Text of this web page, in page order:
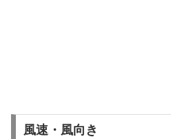
風速・風向き